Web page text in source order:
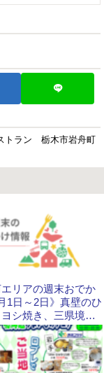
トラン 栃木市岩舟町
リアの週末おでか
1日～2日》真壁のひ
シ焼き、三県境フ